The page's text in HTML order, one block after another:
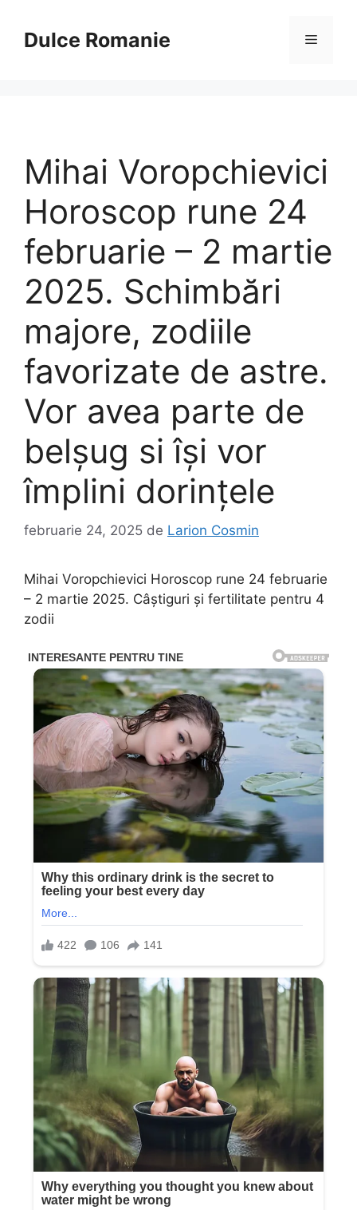
conținutDulce Romanie Meniu
Mihai Voropchievici
Horoscop rune 24
februarie – 2 martie
2025. Schimbări
majore, zodiile
favorizate de astre.
Vor avea parte de
belșug si își vor
împlini dorințele
februarie 24, 2025 de Larion Cosmin
Mihai Voropchievici Horoscop rune 24 februarie
– 2 martie 2025. Câștiguri și fertilitate pentru 4
zodii